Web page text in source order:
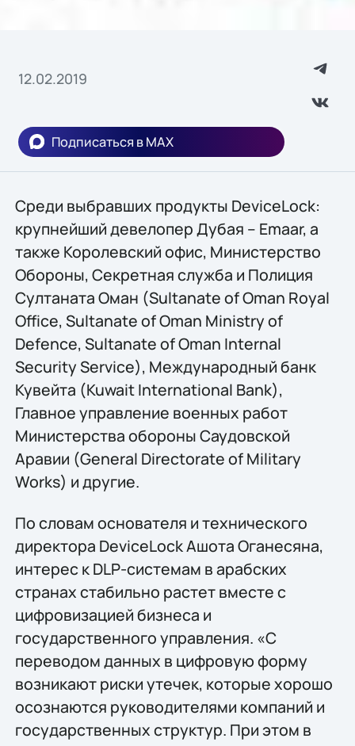
12.02.2019
Подписаться в MAX
Среди выбравших продукты DeviceLock:
крупнейший девелопер Дубая – Emaar, а
также Королевский офис, Министерство
Обороны, Секретная служба и Полиция
Султаната Оман (Sultanate of Oman Royal
Office, Sultanate of Oman Ministry of
Defence, Sultanate of Oman Internal
Security Service), Международный банк
Кувейта (Kuwait International Bank),
Главное управление военных работ
Министерства обороны Саудовской
Аравии (General Directorate of Military
Works) и другие.
По словам основателя и технического
директора DeviceLock Ашота Оганесяна,
интерес к DLP-системам в арабских
странах стабильно растет вместе с
цифровизацией бизнеса и
государственного управления. «С
переводом данных в цифровую форму
возникают риски утечек, которые хорошо
осознаются руководителями компаний и
государственных структур. При этом в